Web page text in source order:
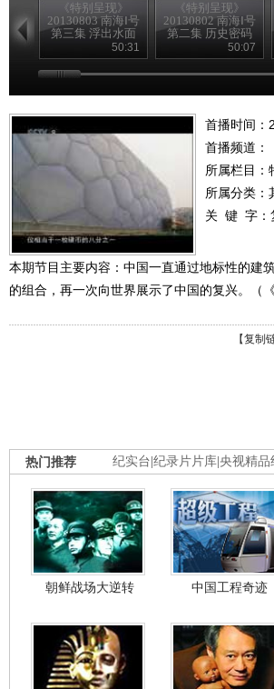
《特别呈现》
20130803 南海Ⅰ号
第三集 浮出水面
50:31
《特别呈现》
20130802 南海Ⅰ号
第二集 历史密码
50:07
首播时间：
首播频道：
所属栏目：
所属分类：
关 键 字：
本期节目主要内容：中国一直通过地标性的建
的组合，再一次向世界展示了中国的复兴。（
【复制
纪实台 纪录片片库 央视精品
热门推荐
朝鲜战场大逆转 中国工程奇迹